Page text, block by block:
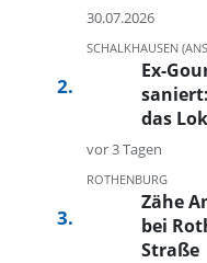
30.07.2026
SCHALKHAUSEN
Ex-
das
vor 3 Tagen
ROTHENBURG
Zähe
bei
Straße